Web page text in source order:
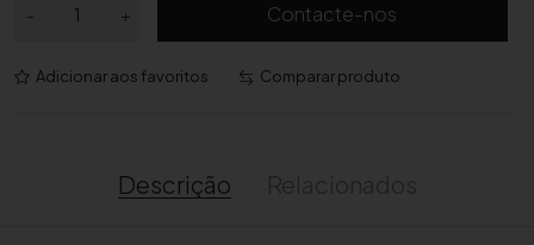
-
n
+ Contacte-nos
Adicionar aos favoritos Comparar produto
Descrição